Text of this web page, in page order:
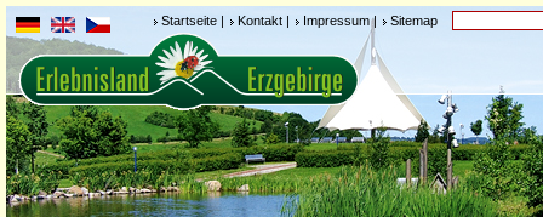
Startseite | Kontakt | Impressum| Sitemap